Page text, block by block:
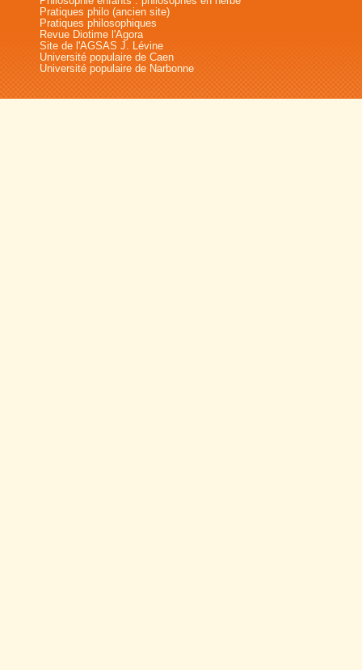
Pratiques philo (ancien site)
Pratiques philosophiques
Revue Diotime l'Agora
Site de l'AGSAS J. Lévine
Université populaire de Caen
Université populaire de Narbonne